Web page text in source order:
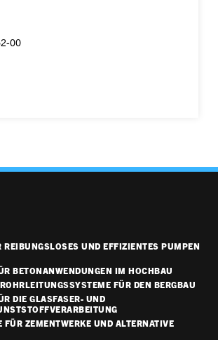
00
REIBUNGSLOSES UND EFFIZIENTES PUMPEN
BETONANWENDUNGEN IM HOCHBAU
FÜR DEN BERGBAU
DIE GLASFASER- UND
FÜR ZEMENTWERKE UND ALTERNATIVE